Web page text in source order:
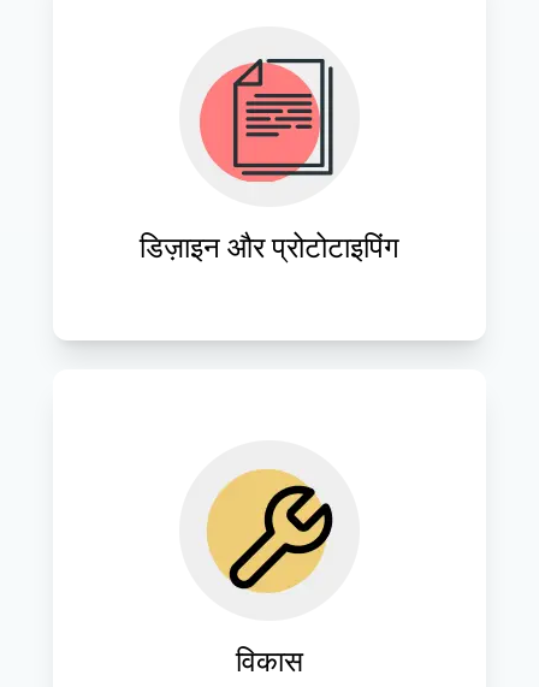
डिज़ाइन और प्रोटोटाइपिंग
ऐसे आकर्षक डिज़ाइन और कार्यात्मक प्रोटोटाइप
बनाएँ जो उपयोगकर्ताओं को पसंद आएँ और ब्रांड
पहचान के साथ संरेखित हों।
विकास
वेबसाइट डिज़ाइनों को निर्बाध कार्यक्षमता के साथ
जीवंत बनाने के लिए अत्याधुनिक तकनीकों और
कोडिंग मानकों को लागू करें।